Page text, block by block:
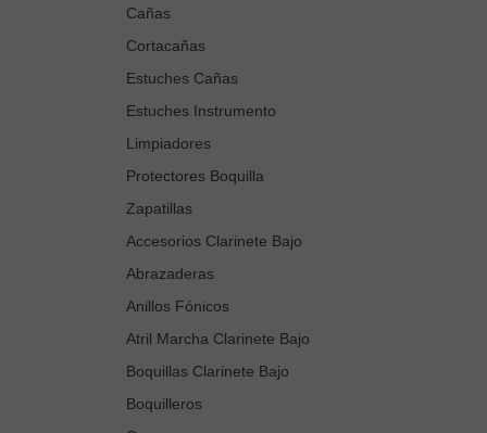
Cañas
Cortacañas
Estuches Cañas
Estuches Instrumento
Limpiadores
Protectores Boquilla
Zapatillas
Accesorios Clarinete Bajo
Abrazaderas
Anillos Fónicos
Atril Marcha Clarinete Bajo
Boquillas Clarinete Bajo
Boquilleros